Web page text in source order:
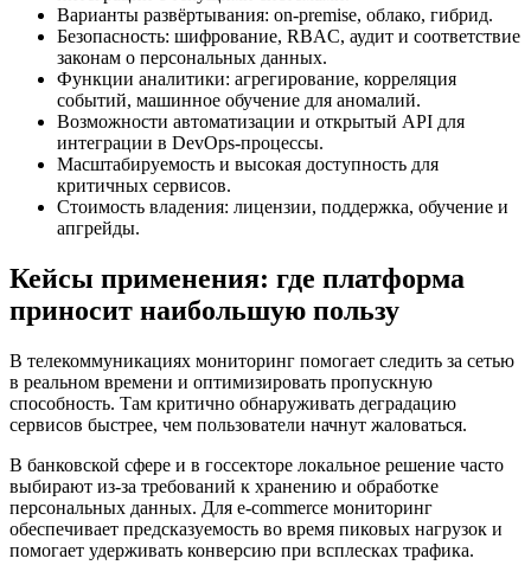
Варианты развёртывания: on-premise, облако, гибрид.
Безопасность: шифрование, RBAC, аудит и соответствие
законам о персональных данных.
Функции аналитики: агрегирование, корреляция
событий, машинное обучение для аномалий.
Возможности автоматизации и открытый API для
интеграции в DevOps-процессы.
Масштабируемость и высокая доступность для
критичных сервисов.
Стоимость владения: лицензии, поддержка, обучение и
апгрейды.
Кейсы применения: где платформа
приносит наибольшую пользу
В телекоммуникациях мониторинг помогает следить за сетью
в реальном времени и оптимизировать пропускную
способность. Там критично обнаруживать деградацию
сервисов быстрее, чем пользователи начнут жаловаться.
В банковской сфере и в госсекторе локальное решение часто
выбирают из-за требований к хранению и обработке
персональных данных. Для e-commerce мониторинг
обеспечивает предсказуемость во время пиковых нагрузок и
помогает удерживать конверсию при всплесках трафика.